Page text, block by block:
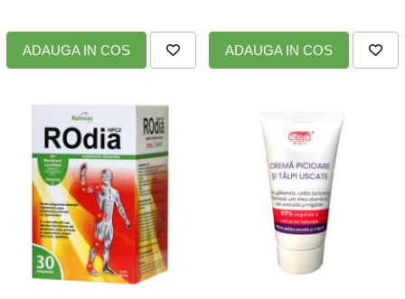
ADAUGA IN COS ADAUGA IN COS